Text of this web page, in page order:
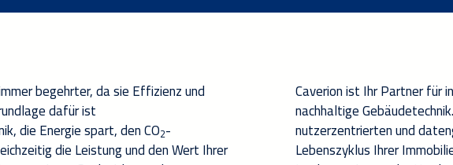
begehrter, da sie Effizienz und
dafür ist
, dieEnergiespart,denCO2-
dieLeistungund den Wert Ihrer
Caverionist Ihr Partner für
nachhaltigeGebäudetechnik
nutzerzentrierten und
LebenszyklusIhrer